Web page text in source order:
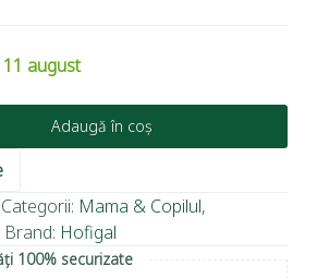
august
Adaugă în coș
Categorii: Mama & Copilul,
Brand: Hofigal
100% securizate